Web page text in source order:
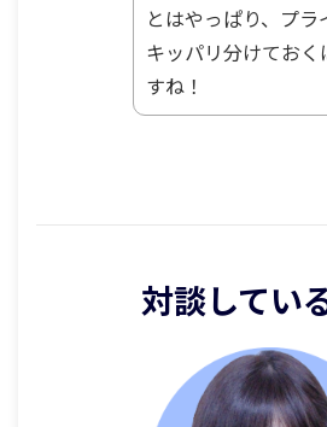
とはやっぱり、プ
キッパリ分けてお
すね！
対談してい